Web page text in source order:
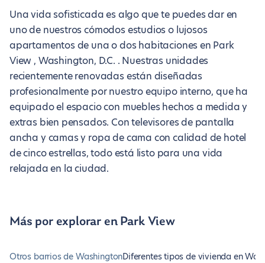
Una vida sofisticada es algo que te puedes dar en
uno de nuestros cómodos estudios o lujosos
apartamentos de una o dos habitaciones en Park
View , Washington, D.C. . Nuestras unidades
recientemente renovadas están diseñadas
profesionalmente por nuestro equipo interno, que ha
equipado el espacio con muebles hechos a medida y
extras bien pensados. Con televisores de pantalla
ancha y camas y ropa de cama con calidad de hotel
de cinco estrellas, todo está listo para una vida
relajada en la ciudad.
Más por explorar en Park View
Otros barrios de WashingtonDiferentes tipos de vivienda en